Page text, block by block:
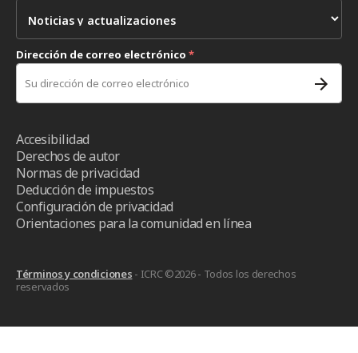
Dirección de correo electrónico *
Accesibilidad
Derechos de autor
Normas de privacidad
Deducción de impuestos
Configuración de privacidad
Orientaciones para la comunidad en línea
Términos y condiciones - ICRC ©2026 - Todos los derechos
reservados